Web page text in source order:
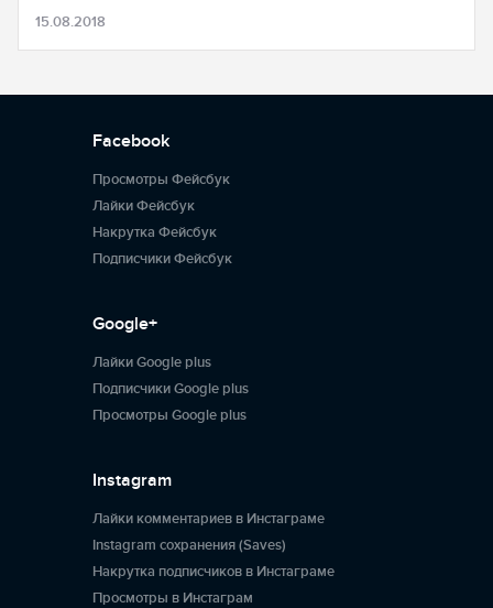
15.08.2018
Facebook
Просмотры Фейсбук
Лайки Фейсбук
Накрутка Фейсбук
Подписчики Фейсбук
Google+
Лайки Google plus
Подписчики Google plus
Просмотры Google plus
Instagram
Лайки комментариев в Инстаграме
Instagram сохранения (Saves)
Накрутка подписчиков в Инстаграме
Просмотры в Инстаграм